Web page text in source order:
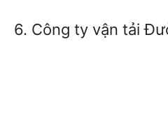
6. Công ty vận tải